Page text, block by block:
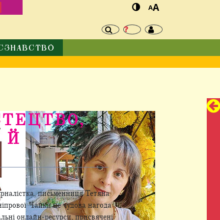
AA
Й
письменниця Тетяна
Чайки це чудова нагода
онлайн-ресурси, присвячені